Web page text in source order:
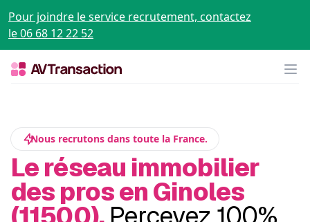
Pour joindre le service recrutement, contactez
le 06 68 12 22 52
Nous recrutons dans toute la France.
Le réseau immobilier
des pros en Ginoles